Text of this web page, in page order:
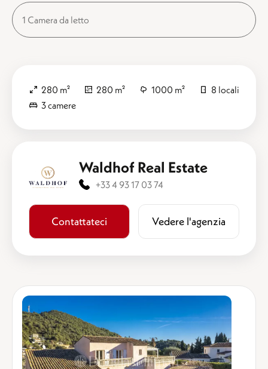
1 Camera da letto
280 m² 280 m² 1000 m²
8 locali
3 camere
Waldhof Real Estate
+33 4 93 17 03 74
Contattateci ​​Vedere l'agenzia